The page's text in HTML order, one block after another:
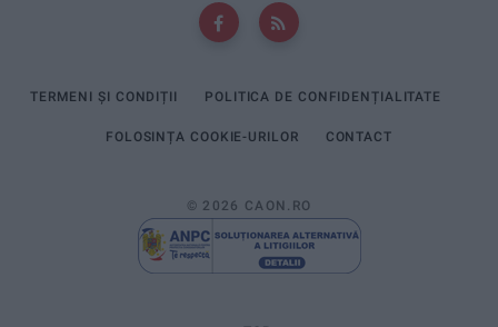
TERMENI ȘI CONDIȚII POLITICA DE CONFIDENȚIALITATE
FOLOSINȚA COOKIE-URILOR CONTACT
© 2026 CAON.RO